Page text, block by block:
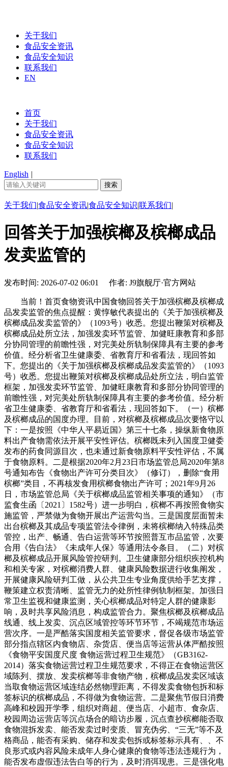
关于我们
食品安全资讯
食品安全知识
联系我们
EN
首页
关于我们
食品安全资讯
食品安全知识
联系我们
English |
关于我们|食品安全资讯|食品安全知识|联系我们|
回答关于加强槟榔及槟榔成品
发卖监管的
发布时间: 2026-07-02 06:01 作者: J9旗舰厅·官方网站
当前！首页食物资讯中国食物回答关于加强槟榔及槟榔成
品发卖监管的焦点提醒：黄惇敏代表提出的《关于加强槟榔及
槟榔成品发卖监管的》（1093号）收悉。您提出鞭策对槟榔及
槟榔成品处所立法，加强发卖环节监管、加健旺康教育和多部
分协同管理的前瞻性强，对完美处所轨制保障具有主要的参考
价值。经分析省卫生健康委、省教育厅和省看法，现回答如
下。您提出的《关于加强槟榔及槟榔成品发卖监管的》（1093
号）收悉。您提出鞭策对槟榔及槟榔成品处所立法，明白监管
框架，加强发卖环节监管、加健旺康教育和多部分协同管理的
前瞻性强，对完美处所轨制保障具有主要的参考价值。经分析
省卫生健康委、省教育厅和省看法，现回答如下。（一）槟榔
及槟榔成品的国度办理。目前，对槟榔及槟榔成品次要恪守以
下：一是按照《中华人平易近国》第三十七条，操纵新食物原
料出产食物需依法开展平安性评估。槟榔既未列入国度卫健委
发布的药食同源目次，也未通过新食物原料平安性评估，不属
于食物原料。二是根据2020年2月23日市场监管总局2020年第8
号通知布告《食物出产许可分类目次》（修订），删除“食用
槟榔”类目，不再核发食用槟榔食物出产许可；2021年9月26
日，市场监管总局《关于槟榔成品监管相关事项的通知》（市
监食生函〔2021〕1582号）进一步明白，槟榔不再按照食物实
施监管，严禁做为食物开展出产运营勾当。三是国度层面暂未
出台槟榔及其成品专项监管法令律例，未将槟榔纳入特殊品类
管控，出产、畅通、告白运营等环节按照普互市品监管，次要
合用《告白法》《未成年人保》等通用法令条目。（二）对槟
榔及槟榔成品开展风险管控研判。卫生健康部分组织疾控机构
和相关专家，对槟榔消费人群、健康风险数据进行收集阐发，
开展健康风险研判工做，从公共卫生专业角度供给手艺支撑，
鞭策建立权责清晰、监管无力的处所性律例轨制框架。加强日
常卫生监视和健康监测，关心槟榔成品对特定人群的健康影
响，及时共享风险消息，构成监管合力。聚焦槟榔及槟榔成品
线通、线上发卖、沉点区域管控等环节环节，不竭规范市场运
营次序。一是严酷落实国度相关监管要求，督促各级市场监管
部分指点辖区内食物店、杂货店、便当店等运营从体严酷按照
《食物平安国度尺度 食物运营过程卫生规范》（GB3162-
2014）落实食物运营过程卫生规范要求，不得正在食物运营区
域陈列、摆放、发卖槟榔等非食物产物，槟榔成品发卖区域该
当取食物运营区域连结必然物理距离，不得发卖食物包拆和标
签标识的槟榔成品，不得做为食物运营。二是聚焦节假日消费
高峰和校园开学季，组织对商超、便当店、小超市、食杂店、
校园周边运营店等沉点场合的暗访步履，沉点查抄槟榔能否取
食物混拆发卖、能否发卖过时变质、冒充伪劣、“三无”等不及
格商品，能否有采购、储存和发卖包拆或标签标示具有、、不
良形式或内容风险未成年人身心健康的食物等违法违规行为，
能否发布虚假违法告白等的行为，及时消弭现患。三是强化电